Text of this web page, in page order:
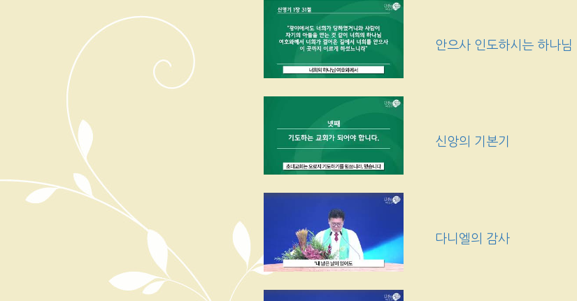
안으사 인도하시는 하나님
신앙의 기본기
다니엘의 감사